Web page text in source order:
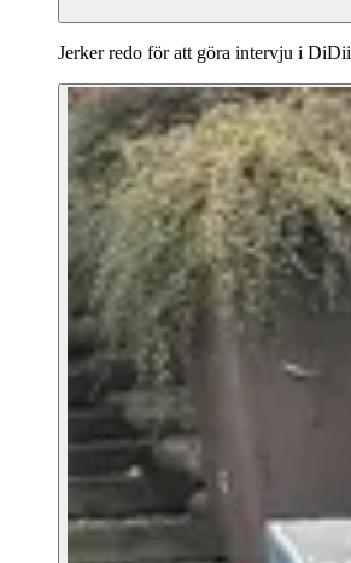
Jerker redo för att göra intervju i DiDii